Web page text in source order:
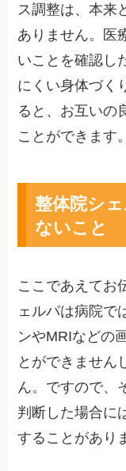
ス調整は、本来
ありません。医
いことを確認し
にくい身体づく
ると、お互いの
ことができます。
整体院シ
ないこと
ここであえてお
ェルパは病院で
ンやMRIなどの
とができません
ん。ですので、
判断した場合に
することがあり